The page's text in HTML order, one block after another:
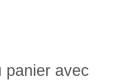
panier avec